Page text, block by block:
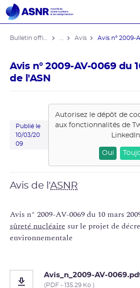
Avis
Avis n° 2009-AV-0069 du
de l'ASN
Publié le
10/03/20
09
Autorisez le dépôt de
aux fonctionnalités de
LinkedIn
Oui
Avis de l'ASNR
Avis n° 2009-AV-0069 du 10 mars
sûreté nucléaire sur le projet de
environnementale
Avis_n_2009-AV-
(PDF - 135.29 Ko )